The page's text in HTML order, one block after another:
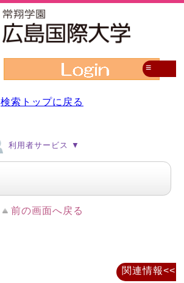
検索トップに戻る
利用者サービス ▼
≡
前の画面へ戻る
関連情報<<